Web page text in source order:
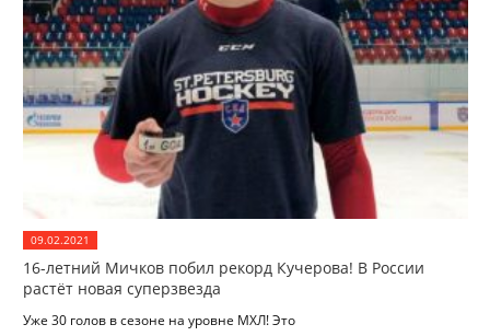
09.02.2021
16-летний Мичков побил рекорд Кучерова! В России
растёт новая суперзвезда
Уже 30 голов в сезоне на уровне МХЛ! Это